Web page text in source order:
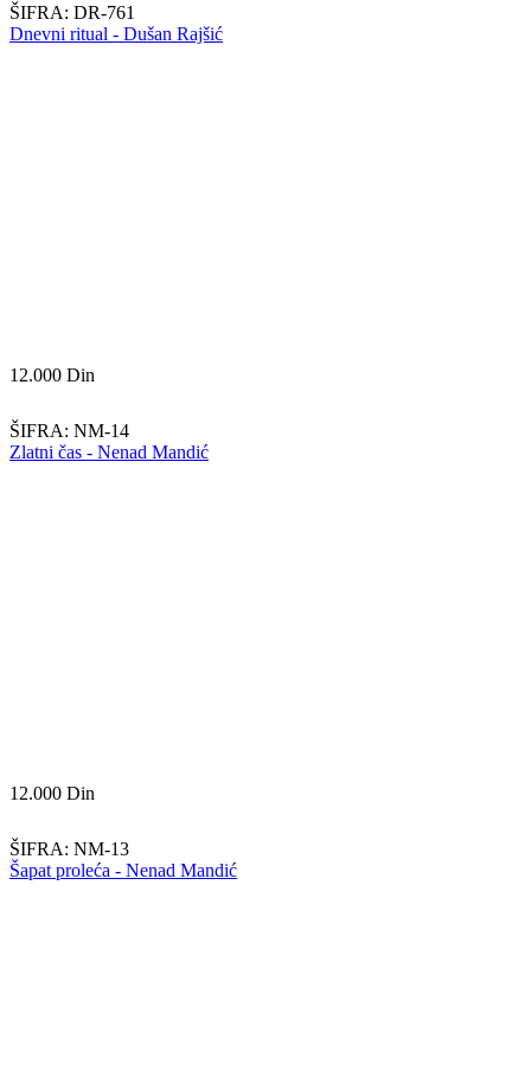
ŠIFRA: DR-761
Dnevni ritual - Dušan Rajšić
12.000 Din
ŠIFRA: NM-14
Zlatni čas - Nenad Mandić
12.000 Din
ŠIFRA: NM-13
Šapat proleća - Nenad Mandić